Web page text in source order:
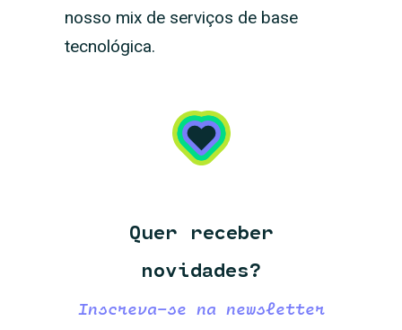
nosso mix de serviços de base
tecnológica.
Quer receber
novidades?
Inscreva-se na newsletter